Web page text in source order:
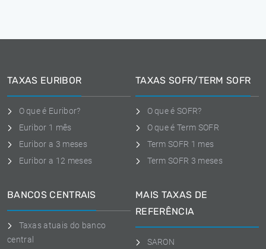
TAXAS EURIBOR
O que é Euribor?
Euribor 1 mês
Euribor a 3 meses
Euribor a 12 meses
TAXAS SOFR/TERM SOFR
O que é SOFR?
O que é Term SOFR
Term SOFR 1 mes
Term SOFR 3 meses
BANCOS CENTRAIS
Taxas atuais do banco
central
MAIS TAXAS DE
REFERÊNCIA
SARON